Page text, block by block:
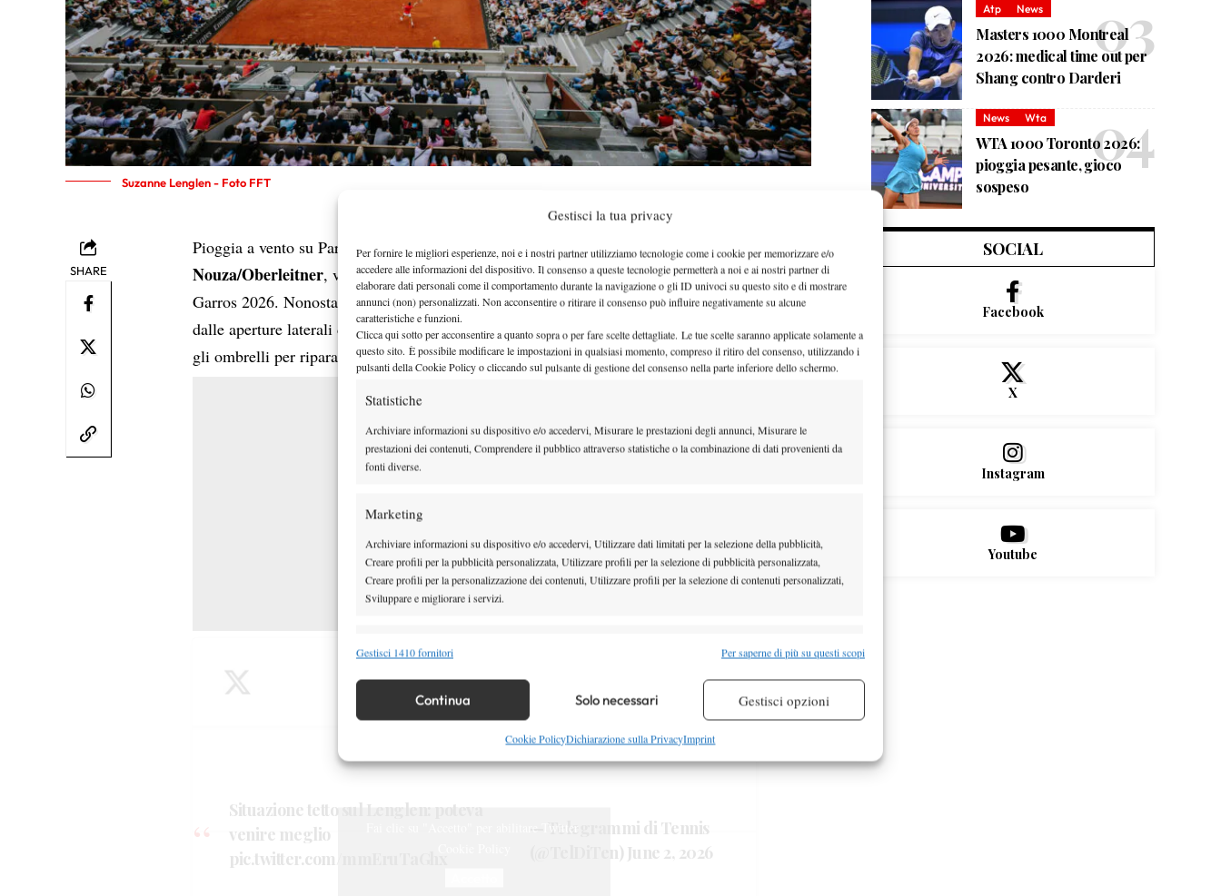
Gestisci la tua privacy
Per fornire le migliori esperienze, noi e i nostri partner utilizziamo tecnologie come i cookie per memorizzare e/o
accedere alle informazioni del dispositivo. Il consenso a queste tecnologie permetterà a noi e ai nostri partner di
elaborare dati personali come il comportamento durante la navigazione o gli ID univoci su questo sito e di mostrare
annunci (non) personalizzati. Non acconsentire o ritirare il consenso può influire negativamente su alcune
caratteristiche e funzioni.
Clicca qui sotto per acconsentire a quanto sopra o per fare scelte dettagliate. Le tue scelte saranno applicate solamente a
questo sito. È possibile modificare le impostazioni in qualsiasi momento, compreso il ritiro del consenso, utilizzando i
pulsanti della Cookie Policy o cliccando sul pulsante di gestione del consenso nella parte inferiore dello schermo.
Statistiche
Archiviare informazioni su dispositivo e/o accedervi, Misurare le prestazioni degli annunci, Misurare le
prestazioni dei contenuti, Comprendere il pubblico attraverso statistiche o la combinazione di dati provenienti da
fonti diverse.
Marketing
Archiviare informazioni su dispositivo e/o accedervi, Utilizzare dati limitati per la selezione della pubblicità,
Creare profili per la pubblicità personalizzata, Utilizzare profili per la selezione di pubblicità personalizzata,
Creare profili per la personalizzazione dei contenuti, Utilizzare profili per la selezione di contenuti personalizzati,
Sviluppare e migliorare i servizi.
Funzionalità
Identificare i dispositivi in base alle informazioni trasmesse automaticamente.
Garantire la sicurezza, prevenire e rilevare frodi, correggere errori,
Erogare e presentare pubblicità e contenuto, Salvare e comunicare le
Sempre attivo
Gestisci 1410 fornitori Per saperne di più su questi scopi
Continua Solo necessari Gestisci opzioni
Cookie PolicyDichiarazione sulla PrivacyImprint
Suzanne Lenglen - Foto FFT
SHARE
Pioggia a vento su Parigi nel corso del match traBolelli/Vavassorie
Nouza/Oberleitner, valido per i quarti di finale del torneo di doppio del Roland
Garros 2026. Nonostante il tetto chiuso del Suzanne-Lenglen, la pioggia è entrata
dalle aperture laterali dello stadio, con gli spettatori che sono stati costretti ad aprire
gli ombrelli per ripararsi dall’acqua.
Situazione tetto sul Lenglen: poteva
venire meglio
pic.twitter.com/mmEruTaGhx
— Telegrammi di Tennis
(@TelDiTen) June 2, 2026
Fai clic su "Accetto" per abilitare Twitter
Atp News
Masters 1000 Montreal
2026: medical time out per
Shang contro Darderi
News Wta
WTA 1000 Toronto 2026:
pioggia pesante, gioco
sospeso
SOCIAL
Facebook
X
Instagram
Youtube